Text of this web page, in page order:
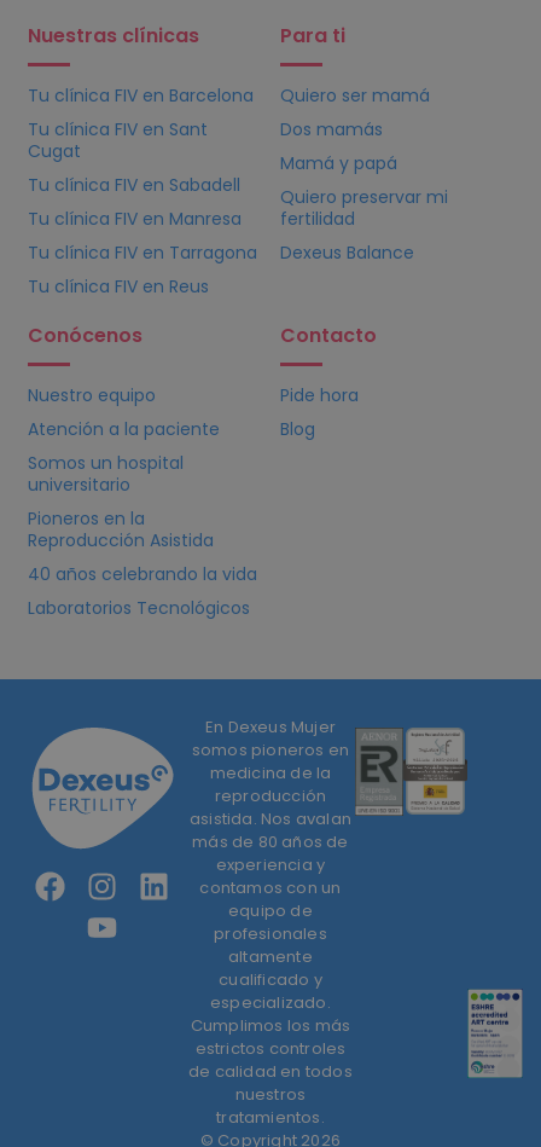
Nuestras clínicas
Tu clínica FIVen Barcelona
Tu clínica FIVen Sant
Cugat
Tu clínica FIVen Sabadell
Tu clínica FIVen Manresa
Tu clínica FIVen Tarragona
Tu clínica FIVen Reus
Para ti
Quiero ser mamá
Dos mamás
Mamá y papá
Quiero preservar mi
fertilidad
Dexeus Balance
Conócenos
Nuestro equipo
Atención a la paciente
Somos un hospital
universitario
Pioneros en la
Reproducción Asistida
40 años celebrando la vida
Laboratorios Tecnológicos
Contacto
Pide hora
Blog
En Dexeus Mujer
somos pioneros en
medicina de la
reproducción
asistida. Nos avalan
más de 80 años de
experiencia y
contamos con un
equipo de
profesionales
altamente
cualificado y
especializado.
Cumplimos los más
estrictos controles
de calidad en todos
nuestros
tratamientos.
© Copyright 2026